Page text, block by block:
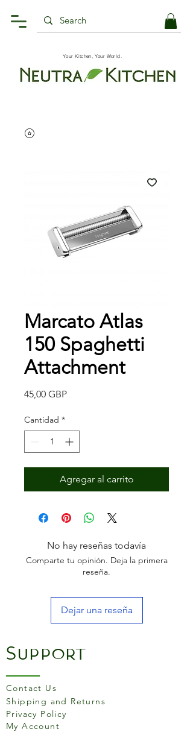
Your Kitchen, Your World.
Marcato Atlas
150 Spaghetti
Attachment
45,00 GBPPrecio
Cantidad *
Agregar al carrito
No hay reseñas todavía
Comparte tu opinión. Deja la primera
reseña.
Dejar una reseña
Support
Contact Us
Shipping and Returns
Privacy Policy
My Account